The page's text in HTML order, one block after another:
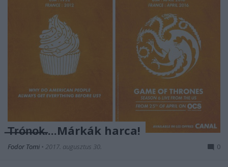
̶T̶r̶ó̶n̶o̶k̶....Márkák harca!
Fodor Tomi • 2017. augusztus 30. 0